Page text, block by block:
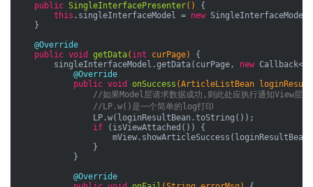
public SingleInterfacePresenter()
{
this .singleInterfaceModel = new
    }
@Override
public void getData( int curPage)
{
        singleInterfaceModel.getData(curPage,
new
@Override
public void onSuccess (ArticleListBean
//如果Model层请求数据成功,则此处应执行通知View层的
//LP.w()是一个简单的log打印
                LP.w(loginResultBean.toString());
if (isViewAttached()) {
                }
            }
@Override